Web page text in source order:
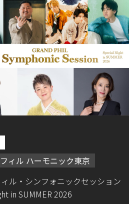
ィル ハーモニック東京
ル・シンフォニックセッション
in SUMMER 2026